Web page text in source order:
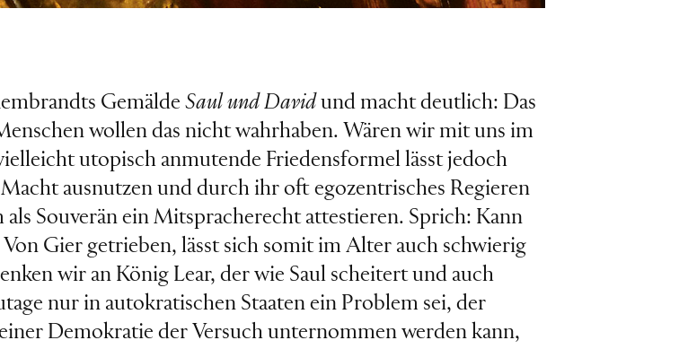
GemäldeSaul und David und macht deutlich: Das
wollen das nicht wahrhaben. Wären wir mit uns im
utopisch anmutende Friedensformel lässt jedoch
ausnutzen und durch ihr oft egozentrisches Regieren
Souverän ein Mitspracherecht attestieren. Sprich: Kann
Gier getrieben, lässt sich somit im Alter auch schwierig
wir an König Lear, der wie Saul scheitert und auch
nur in autokratischen Staaten ein Problem sei, der
Demokratie der Versuch unternommen werden kann,